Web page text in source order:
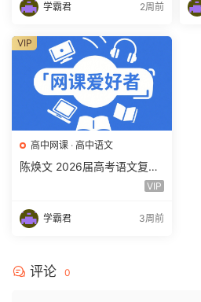
学霸君 2周前
高中网课 · 高中语文
陈焕文 2026届高考语文复习
网课 高三语文 一二三轮视频
VIP
学霸君 3周前
VIP
评论 0